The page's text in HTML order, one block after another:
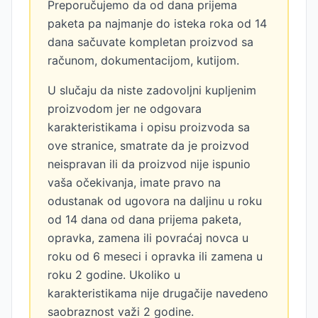
Preporučujemo da od dana prijema
paketa pa najmanje do isteka roka od 14
dana sačuvate kompletan proizvod sa
računom, dokumentacijom, kutijom.
U slučaju da niste zadovoljni kupljenim
proizvodom jer ne odgovara
karakteristikama i opisu proizvoda sa
ove stranice, smatrate da je proizvod
neispravan ili da proizvod nije ispunio
vaša očekivanja, imate pravo na
odustanak od ugovora na daljinu u roku
od 14 dana od dana prijema paketa,
opravka, zamena ili povraćaj novca u
roku od 6 meseci i opravka ili zamena u
roku 2 godine. Ukoliko u
karakteristikama nije drugačije navedeno
saobraznost važi 2 godine.